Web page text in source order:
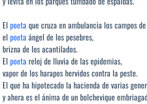
El poeta que cruza en ambulancia los campos
el poeta ángel de los pesebres,
brizna de los acantilados.
El poeta reloj de lluvia de las epidemias,
vapor de los harapos hervidos contra la peste.
El que ha hipotecado la hacienda de varias
y ahora es el ánima de un bolchevique